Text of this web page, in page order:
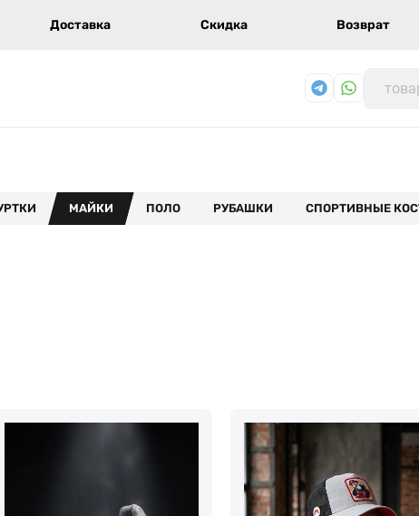
Доставка Скидка Возврат
МАЙКИ ПОЛО РУБАШКИ СПОРТИВНЫЕ